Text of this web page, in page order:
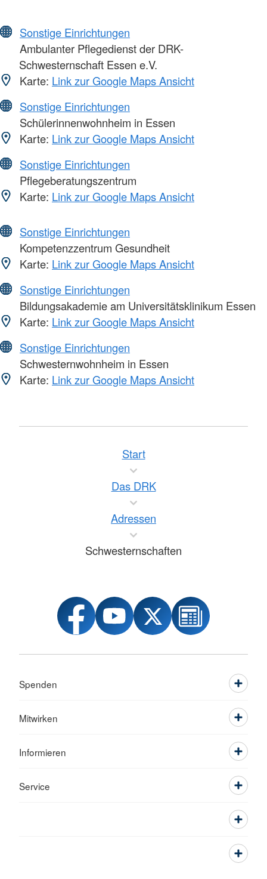
Sonstige Einrichtungen
Ambulanter Pflegedienst der DRK-
Schwesternschaft Essen e.V.
Karte: Link zur Google Maps Ansicht
Sonstige Einrichtungen
Schülerinnenwohnheim in Essen
Karte: Link zur Google Maps Ansicht
Sonstige Einrichtungen
Pflegeberatungszentrum
Karte: Link zur Google Maps Ansicht
Sonstige Einrichtungen
Kompetenzzentrum Gesundheit
Karte: Link zur Google Maps Ansicht
Sonstige Einrichtungen
Bildungsakademie am Universitätsklinikum Essen
Karte: Link zur Google Maps Ansicht
Sonstige Einrichtungen
Schwesternwohnheim in Essen
Karte: Link zur Google Maps Ansicht
Start
Das DRK
Adressen
Schwesternschaften
Spenden
Mitwirken
Informieren
Service